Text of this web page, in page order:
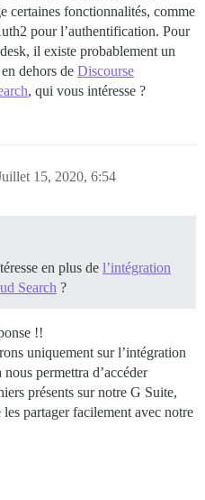
certaines fonctionnalités, comme
pour l’authentification. Pour
il existe probablement un
dehors de Discourse
, qui vous intéresse ?
15, 2020, 6:54
en plus de l’intégration
Search ?
!!
uniquement sur l’intégration
permettra d’accéder
présents sur notre G Suite,
partager facilement avec notre